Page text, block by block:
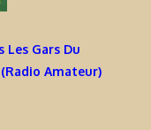
Gars Du
Amateur)